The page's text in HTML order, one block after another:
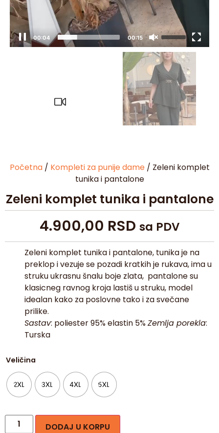
00:05 00:15
Početna/ Kompleti za punije dame/ Zeleni komplet
tunika i pantalone
Zeleni komplet tunika i pantalone
4.900,00 RSD sa PDV
Zeleni komplet tunika i pantalone, tunika je na
preklop i vezuje se pozadi kratkih je rukava, ima u
struku ukrasnu šnalu boje zlata, pantalone su
klasicneg ravnog kroja lastiš u struku, model
idealan kako za poslovne tako i za svečane
prilike.
Sastav: poliester 95% elastin 5%Zemlja porekla:
Turska
Veličina
2XL 3XL 4XL 5XL
DODAJ U KORPU